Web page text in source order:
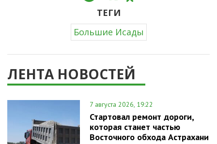
ТЕГИ
Большие Исады
ЛЕНТА НОВОСТЕЙ
7 августа 2026, 19:22
Стартовал ремонт дороги,
которая станет частью
Восточного обхода Астрахани